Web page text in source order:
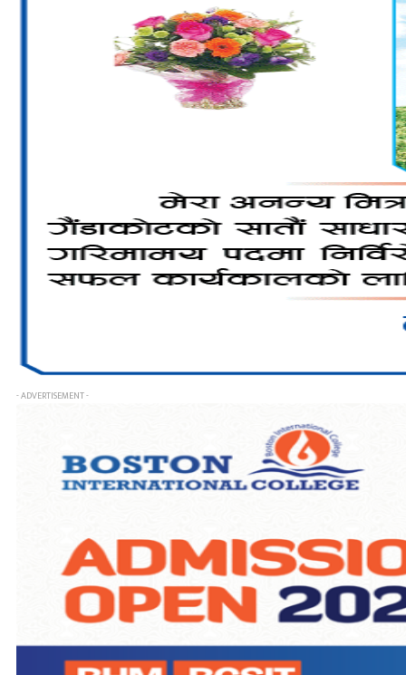
- ADVERTISEMENT -